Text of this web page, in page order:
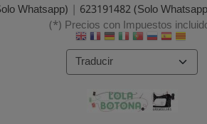
Whatsapp) | 623191482 (Solo
(*) Precios con Impuestos